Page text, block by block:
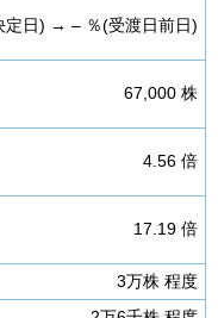
定日) → – ％(受渡日前日)
67,000 株
4.56 倍
17.19 倍
3万株 程度